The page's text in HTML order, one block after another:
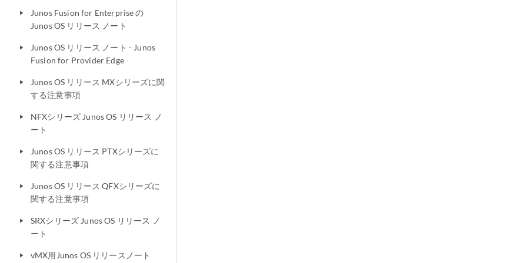
play_arrow
Junos Fusion for Enterprise の
Junos OS リリース ノート
play_arrow
Junos OS リリース ノート - Junos
Fusion for Provider Edge
play_arrow
Junos OS リリース MXシリーズに関
する注意事項
play_arrow
NFXシリーズ Junos OS リリース ノ
ート
play_arrow
Junos OS リリース PTXシリーズに
関する注意事項
play_arrow
Junos OS リリース QFXシリーズに
関する注意事項
play_arrow
SRXシリーズ Junos OS リリース ノ
ート
play_arrow vMX用Junos OS リリースノート